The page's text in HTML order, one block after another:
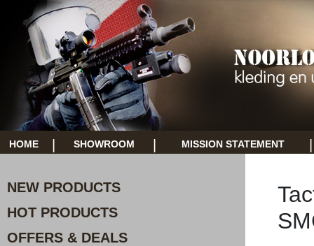
HOME SHOWROOM MISSION STATEMENT
NEW PRODUCTS
HOT PRODUCTS
OFFERS & DEALS